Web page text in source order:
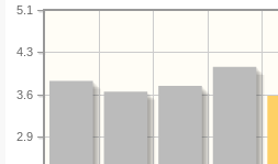
2.9
3.6
4.3
5.1